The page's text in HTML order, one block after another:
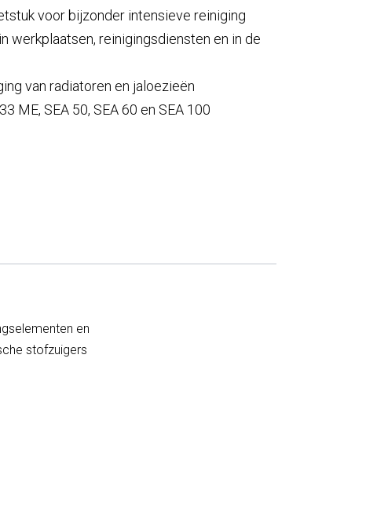
voor bijzonder intensieve reiniging
werkplaatsen, reinigingsdiensten en in de
van radiatoren en jaloezieën
ME, SEA 50, SEA 60 en SEA 100
en
stofzuigers